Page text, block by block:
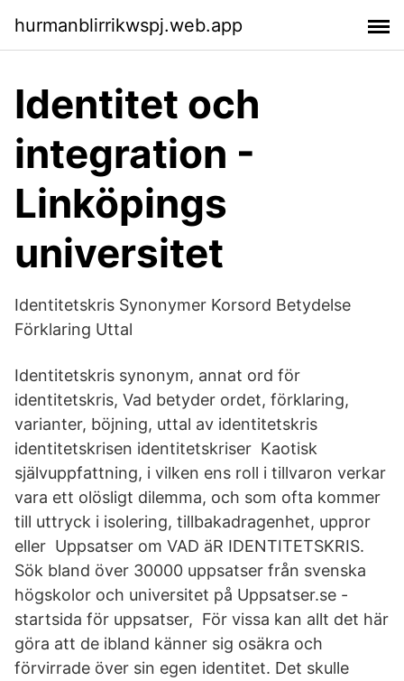
hurmanblirrikwspj.web.app
Identitet och
integration -
Linköpings
universitet
Identitetskris Synonymer Korsord Betydelse
Förklaring Uttal
Identitetskris synonym, annat ord för
identitetskris, Vad betyder ordet, förklaring,
varianter, böjning, uttal av identitetskris
identitetskrisen identitetskriser Kaotisk
självuppfattning, i vilken ens roll i tillvaron verkar
vara ett olösligt dilemma, och som ofta kommer
till uttryck i isolering, tillbakadragenhet, uppror
eller Uppsatser om VAD äR IDENTITETSKRIS.
Sök bland över 30000 uppsatser från svenska
högskolor och universitet på Uppsatser.se -
startsida för uppsatser, För vissa kan allt det här
göra att de ibland känner sig osäkra och
förvirrade över sin egen identitet. Det skulle